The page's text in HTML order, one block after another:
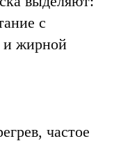
с
и жирной
частое